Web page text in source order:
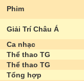
Phim
Giải Trí Châu Á
Ca nhạc
Thể thao TG
Thể thao TG
Tổng hợp